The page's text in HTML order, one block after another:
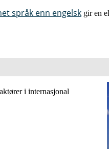
språk enn engelsk gir en
i internasjonal